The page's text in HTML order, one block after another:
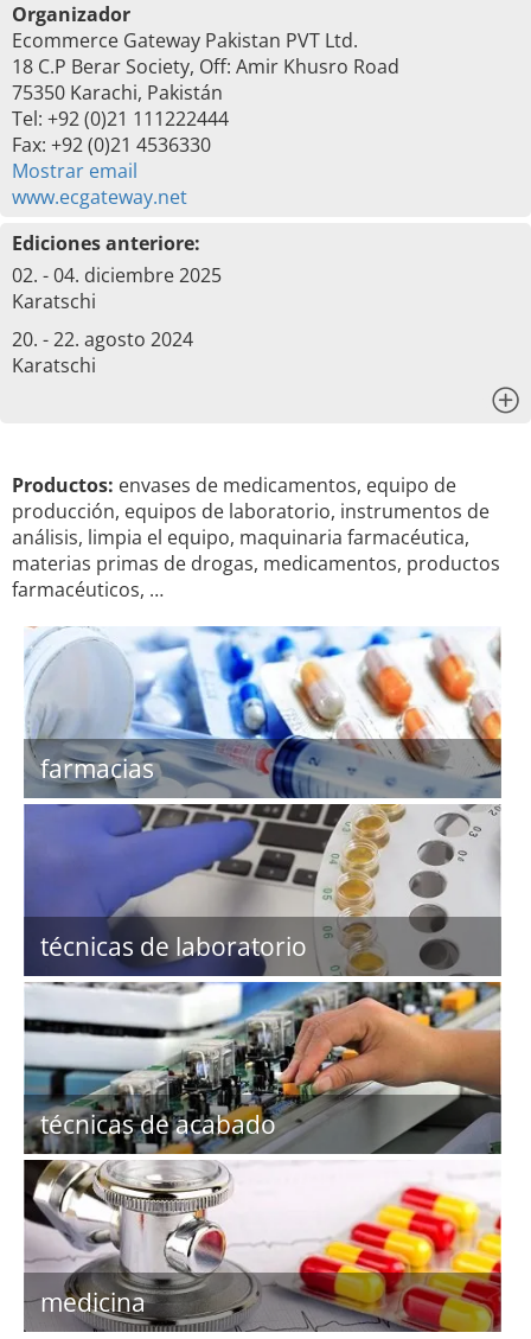
Organizador
Ecommerce Gateway Pakistan PVT Ltd.
18 C.P Berar Society, Off: Amir Khusro Road
75350 Karachi, Pakistán
Tel: +92 (0)21 111222444
Fax: +92 (0)21 4536330
Mostrar email
www.ecgateway.net
Ediciones anteriore:
02. - 04. diciembre 2025
Karatschi
20. - 22. agosto 2024
Karatschi
Productos: envases de medicamentos, equipo de
producción, equipos de laboratorio, instrumentos de
análisis, limpia el equipo, maquinaria farmacéutica,
materias primas de drogas, medicamentos, productos
farmacéuticos, …
farmacias
técnicas de laboratorio
técnicas de acabado
medicina